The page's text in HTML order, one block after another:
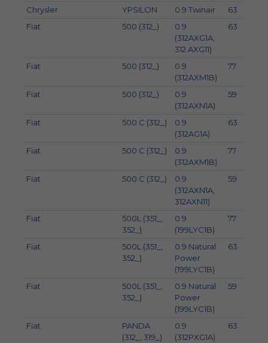
Chrysler YPSILON 0.9 Twinair 63
Fiat
500 (312_)
0.9
(312AXG1A,
312.AXG11)
63
Fiat 500 (312_)
0.9
(312AXM1B)
77
Fiat 500 (312_)
0.9
(312AXN1A)
59
Fiat 500 C (312_)
0.9
(312AG1A)
63
Fiat 500 C (312_)
0.9
(312AXM1B)
77
Fiat 500 C (312_)
0.9
(312AXN1A,
312AXN11)
59
Fiat
500L (351_,
352_)
0.9
(199LYC1B)
77
Fiat
500L (351_,
352_)
0.9 Natural
Power
(199LYC1B)
63
Fiat
500L (351_,
352_)
0.9 Natural
Power
(199LYC1B)
59
Fiat
PANDA
(312_, 319_)
0.9
(312PXG1A)
63